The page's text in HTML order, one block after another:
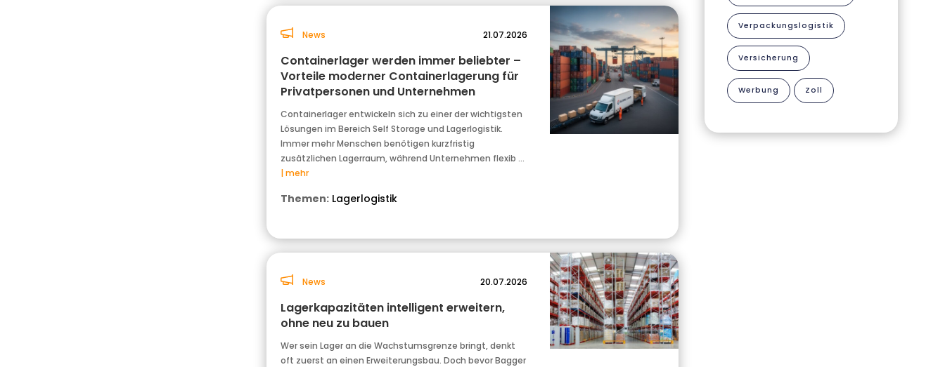
News 21.07.2026
Containerlager werden immer beliebter –
Vorteile moderner Containerlagerung für
Privatpersonen und Unternehmen
Containerlager entwickeln sich zu einer der wichtigsten
Lösungen im Bereich Self Storage und Lagerlogistik.
Immer mehr Menschen benötigen kurzfristig
zusätzlichen Lagerraum, während Unternehmen flexib …
| mehr
Themen: Lagerlogistik
News 20.07.2026
Lagerkapazitäten intelligent erweitern,
ohne neu zu bauen
Wer sein Lager an die Wachstumsgrenze bringt, denkt
oft zuerst an einen Erweiterungsbau. Doch bevor Bagger
Verpackungslogistik
Versicherung
Werbung Zoll